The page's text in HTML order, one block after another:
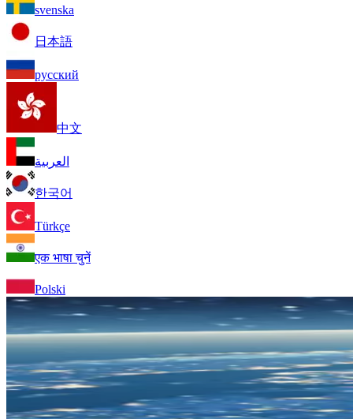
svenska
日本語
русский
中文
العربية
한국어
Türkçe
एक भाषा चुनें
Polski